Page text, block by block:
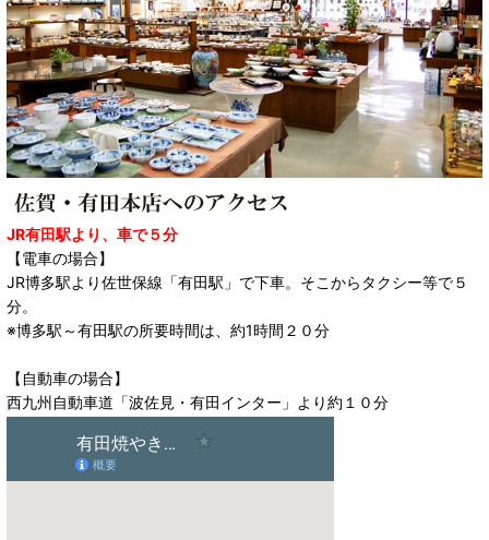
JR有田駅より、車で５分
【電車の場合】
JR博多駅より佐世保線「有田駅」で下車。そこからタクシー等で５
分。
※博多駅～有田駅の所要時間は、約1時間２０分
【自動車の場合】
西九州自動車道「波佐見・有田インター」より約１０分